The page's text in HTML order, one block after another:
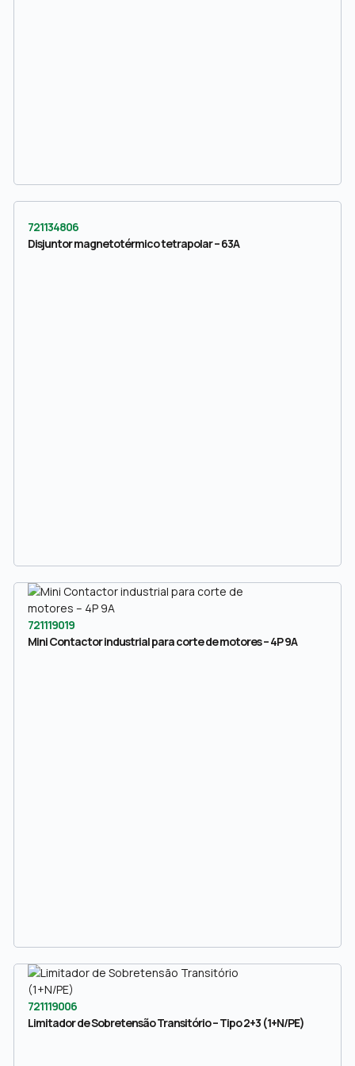
721134806
Disjuntor magnetotérmico tetrapolar – 63A
721119019
Mini Contactor industrial para corte de motores – 4P 9A
721119006
Limitador de Sobretensão Transitório – Tipo 2+3 (1+N/PE)